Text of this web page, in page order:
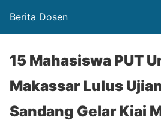
Berita Dosen
15 Mahasiswa PUT
Makassar Lulus
Sandang Gelar Kiai